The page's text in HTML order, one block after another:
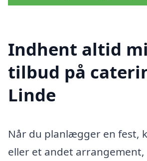
Indhent altid
tilbud på
Linde
Når du planlægger en fest,
eller et andet